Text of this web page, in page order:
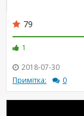
79
1
2018-07-30
Примітка:
0